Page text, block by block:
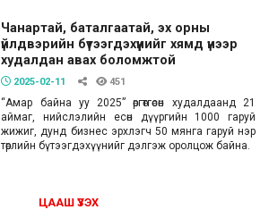
Чанартай, баталгаатай, эх орны
үйлдвэрийн бүтээгдэхүүнийг хямд үнээр
худалдан авах боломжтой
2025-02-11 451
“Амар байна уу 2025” өргөтгөсөн худалдаанд 21
аймаг, нийслэлийн есөн дүүргийн 1000 гаруй
жижиг, дунд бизнес эрхлэгч 50 мянга гаруй нэр
төрлийн бүтээгдэхүүнийг дэлгэж оролцож байна.
ЦААШ ҮЗЭХ